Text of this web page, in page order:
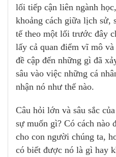
lối tiếp cận liên ngành
khoảng cách giữa lịch sử,
tế theo một lối trước đây
lấy cả quan điểm vĩ mô
đề cập đến những gì đã
sâu vào việc những cá
nhận nó như thế nào.
Câu hỏi lớn và sâu sắc
sự muốn gì? Có cách nào
cho con người chúng ta,
có biết được nó là gì hay